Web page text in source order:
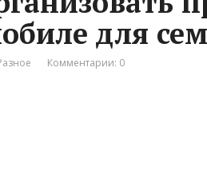
для
Комментарии: 0